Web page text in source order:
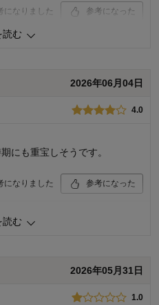
になりました 参考になった
読む
2026年06月04日
4.0
にも重宝しそうです。
になりました 参考になった
ラック, １２０
読む
2026年05月31日
1.0